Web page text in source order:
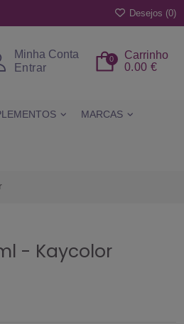
Desejos (0)
Minha Conta
Entrar
Carrinho
0
0.00 €
MARCAS
- Kaycolor